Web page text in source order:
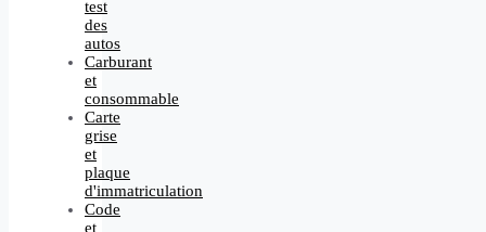
test
des
autos
Carburant
et
consommable
Carte
grise
et
plaque
d'immatriculation
Code
et